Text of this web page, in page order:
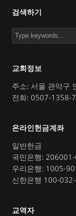
검색하기
교회정보
주소: 서울 관악구
전화: 0507-1358-
온라인헌금계좌
일반헌금
국민은행:
우리은행: 1005-
신한은행 100-
교역자